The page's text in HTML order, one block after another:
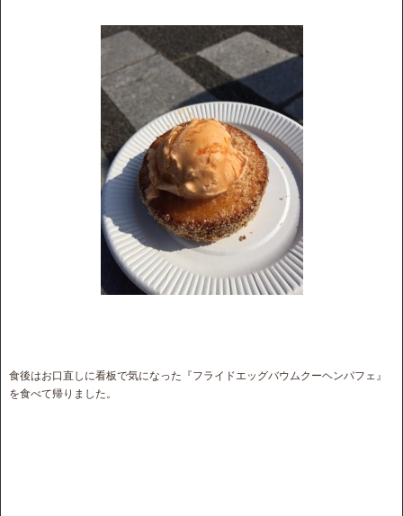
食後はお口直しに看板で気になった『フライドエッグバウムクーヘンパフェ』
を食べて帰りました。